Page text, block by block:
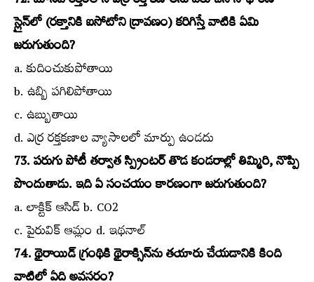
స్లైన్‌లో (రక్తానికి ఐసోటోని ద్రావణం) కరిగిస్తే వాటికి ఏమి
జరుగుతుంది?
a. కుదించుకుపోతాయి
b. ఉబ్బి పగిలిపోతాయి
c. ఉబ్బుతాయి
d. ఎర్ర రక్తకణాల వ్యాసాలలో మార్పు ఉండదు
73. పరుగు పోటీ తర్వాత స్ప్రింటర్‌ తొడ కండరాల్లో తిమ్మిరి, నొప్పి
పొందుతాడు. ఇది ఏ సంచయం కారణంగా జరుగుతుంది?
a. లాక్టిక్‌ ఆసిడ్‌ b. CO2
c. పైరువిక్‌ ఆమ్లం d. ఇథనాల్‌
74. థైరాయిడ్‌ గ్రంథికి థైరాక్సిన్‌ను తయారు చేయడానికి కింది